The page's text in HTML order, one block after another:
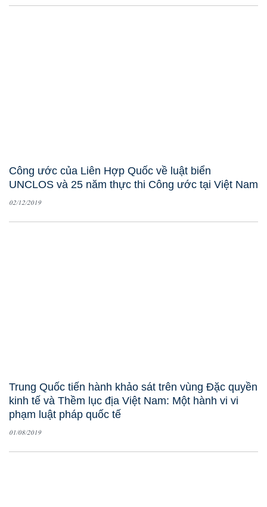
Công ước của Liên Hợp Quốc về luật biển
UNCLOS và 25 năm thực thi Công ước tại Việt Nam
02/12/2019
Trung Quốc tiến hành khảo sát trên vùng Đặc quyền
kinh tế và Thềm lục địa Việt Nam: Một hành vi vi
phạm luật pháp quốc tế
01/08/2019